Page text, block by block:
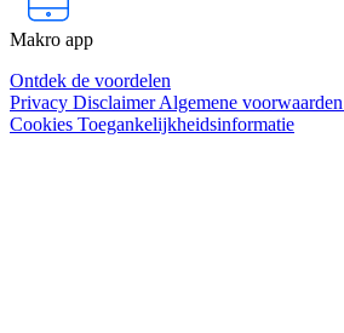
Makro app
Ontdek de voordelen
Privacy DisclaimerAlgemene voorwaarden
Cookies Toegankelijkheidsinformatie